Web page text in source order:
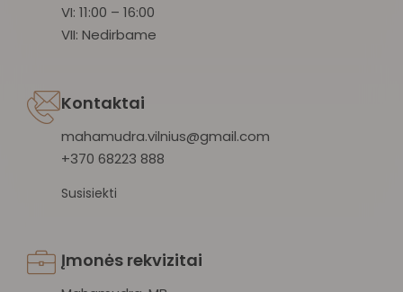
VI: 11:00 – 16:00
VII: Nedirbame
Kontaktai
mahamudra.vilnius@gmail.com
+370 68223 888
Susisiekti
Įmonės rekvizitai